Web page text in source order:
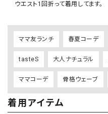
    ウエスト1回折って着用してます。
ママ友ランチ 春夏コーデ
tasteS 大人ナチュラル
ママコーデ 骨格ウェーブ
着用アイテム